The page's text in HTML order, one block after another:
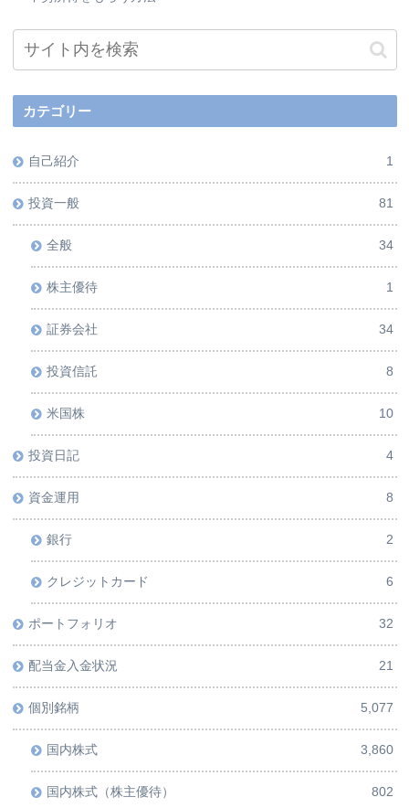
カテゴリー
自己紹介 1
投資一般 81
全般 34
株主優待 1
証券会社 34
投資信託 8
米国株 10
投資日記 4
資金運用 8
銀行 2
クレジットカード 6
ポートフォリオ 32
配当金入金状況 21
個別銘柄 5,077
国内株式 3,860
国内株式（株主優待） 802